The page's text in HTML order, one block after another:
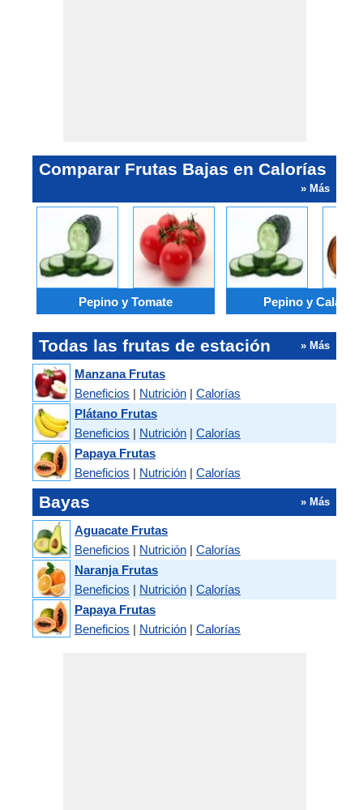
Comparar Frutas Bajas en Calorías
» Más
Pepino y Tomate Pepino y
Todas las frutas de estación » Más
Manzana Frutas
Beneficios | Nutrición | Calorías
Plátano Frutas
Beneficios | Nutrición | Calorías
Papaya Frutas
Beneficios | Nutrición | Calorías
Bayas » Más
Aguacate Frutas
Beneficios | Nutrición | Calorías
Naranja Frutas
Beneficios | Nutrición | Calorías
Papaya Frutas
Beneficios | Nutrición | Calorías